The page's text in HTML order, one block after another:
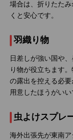
場合は、折りたた
くと安心です。
羽織り物
日差しが強い国や
り物が役立ちます
の露出を控える必
用意したほうがいい
虫よけスプレ
海外出張先が東南